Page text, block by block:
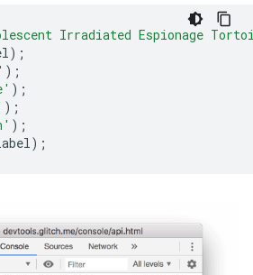
Irradiated Espionage
);
);
);
);
);
);